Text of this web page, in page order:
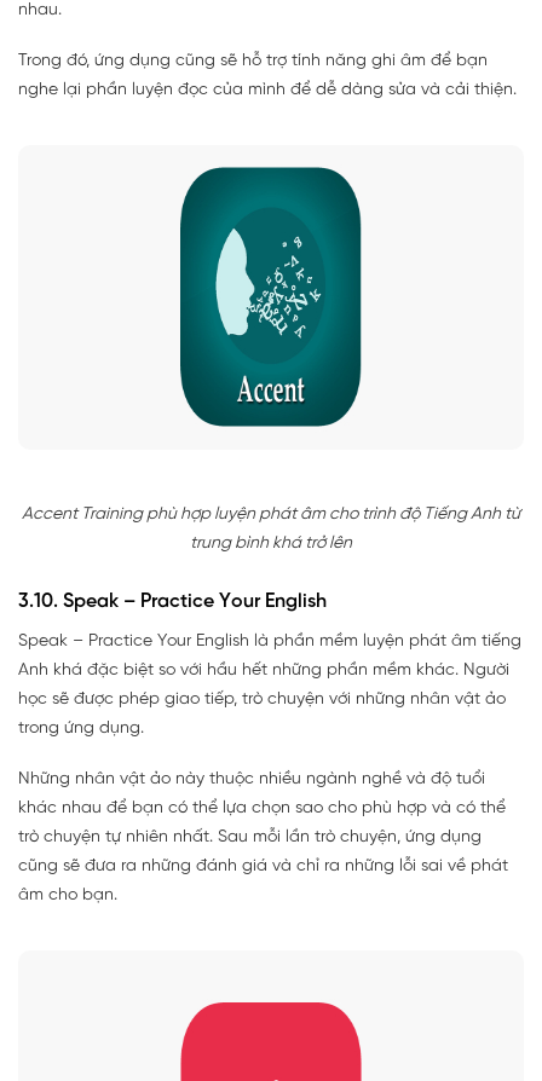
nhau.
Trong đó, ứng dụng cũng sẽ hỗ trợ tính năng ghi âm để bạn
nghe lại phần luyện đọc của mình để dễ dàng sửa và cải thiện.
Accent Training phù hợp luyện phát âm cho trình độ Tiếng Anh từ
trung bình khá trở lên
3.10. Speak – Practice Your English
Speak – Practice Your English là phần mềm luyện phát âm tiếng
Anh khá đặc biệt so với hầu hết những phần mềm khác. Người
học sẽ được phép giao tiếp, trò chuyện với những nhân vật ảo
trong ứng dụng.
Những nhân vật ảo này thuộc nhiều ngành nghề và độ tuổi
khác nhau để bạn có thể lựa chọn sao cho phù hợp và có thể
trò chuyện tự nhiên nhất. Sau mỗi lần trò chuyện, ứng dụng
cũng sẽ đưa ra những đánh giá và chỉ ra những lỗi sai về phát
âm cho bạn.